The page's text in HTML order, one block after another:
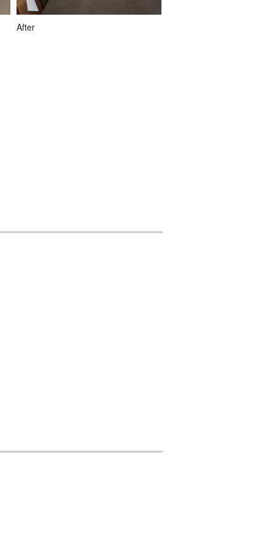
After